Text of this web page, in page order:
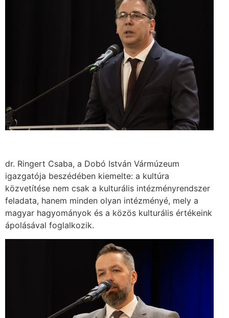
dr. Ringert Csaba, a Dobó István Vármúzeum
igazgatója beszédében kiemelte: a kultúra
közvetítése nem csak a kulturális intézményrendszer
feladata, hanem minden olyan intézményé, mely a
magyar hagyományok és a közös kulturális értékeink
ápolásával foglalkozik.